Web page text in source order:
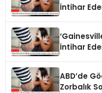
İntihar
İntihar
ABD’de
Zorbalık